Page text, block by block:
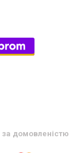
за домовленістю